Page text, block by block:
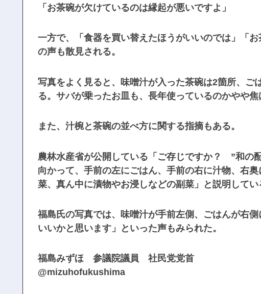
「お茶碗が欠けているのは縁起が悪いですよ」
一方で、「食器を買い替えたほうがいいのでは」「
の声も散見される。
写真をよく見ると、味噌汁が入った茶碗は2箇所、ご
る。サバが乗ったお皿も、長年使っているのかやや焦
また、汁椀と茶碗の並べ方に関する指摘もある。
農林水産省が公開している「ご存じですか？ ”和の
向かって、手前の左にごはん、手前の右に汁物、右
菜、真ん中に漬物やお浸しなどの副菜」と説明してい
福島氏の写真では、味噌汁が手前左側、ごはんが右
いいかと思います」といった声もみられた。
福島みずほ 参議院議員 社民党党首
@mizuhofukushima